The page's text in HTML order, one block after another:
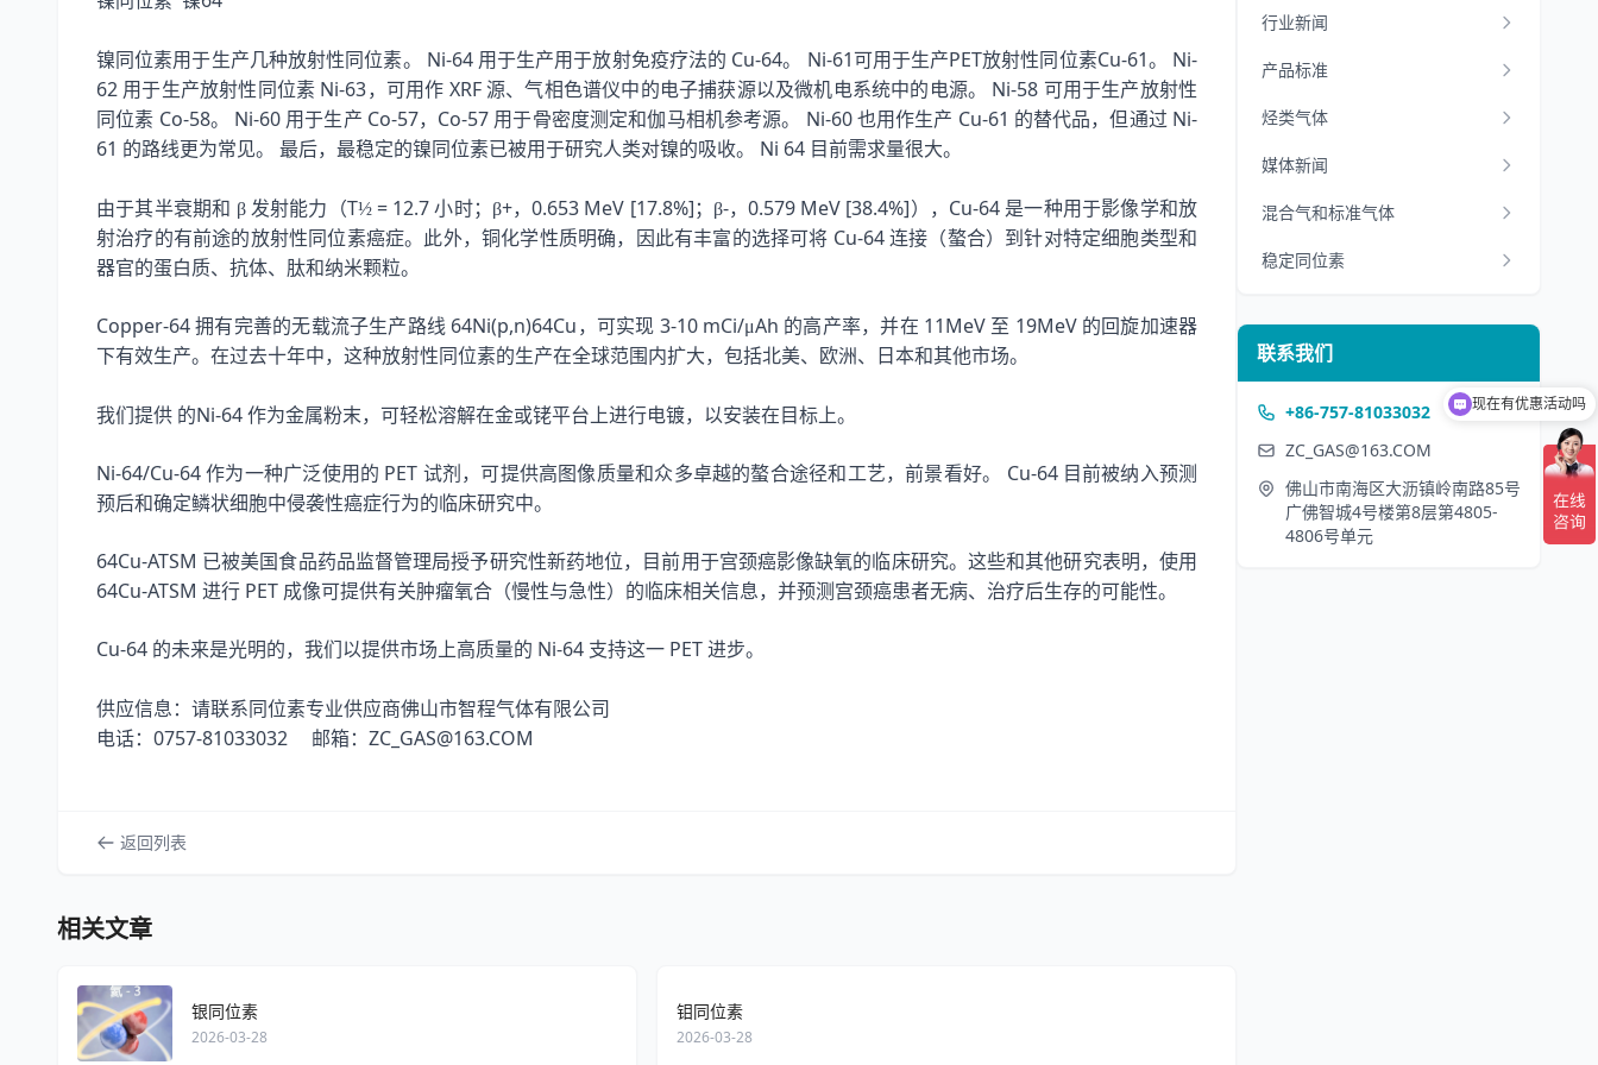
镍同位素用于生产几种放射性同位素。 Ni-64 用于生产用于放射免疫疗法的 Cu-64。 Ni-61 可用于生产PET放射性同位素Cu-61。
Ni-
62 用于生产放射性同位素 Ni-63，可用作 XRF 源、气相色谱仪中的电子捕获源以及微机电系统中的电源。 Ni-58 可用于生产放射性
同位素 Co-58。 Ni-60 用于生产 Co-57， Co-57 用于骨密度测定和伽马相机参考源。 Ni-60 也用作生产 Cu-61 的替代品，但通过 Ni-
61 的路线更为常见。 最后，最稳定的镍同位素已被用于研究人类对镍的吸收。 Ni 64 目前需求量很大。
由于其半衰期和 β 发射能力（T½= 12.7小时；β+，0.653 MeV [17.8%] ；β-，0.579 MeV [38.4%]）， Cu-64 是一种用于影像学和放
射治疗的有前途的放射性同位素癌症。此外，铜化学性质明确，因此有丰富的选择可将 Cu-64连接（螯合）到针对特定细胞类型和
器官的蛋白质、抗体、肽和纳米颗粒。
Copper-64拥有完善的无载流子生产路线 64Ni(p,n)64Cu ，可实现 3-10 mCi/μAh 的高产率，并在 11MeV 至 19MeV 的回旋加速器
下有效生产。在过去十年中，这种放射性同位素的生产在全球范围内扩大，包括北美、欧洲、日本和其他市场。
我们提供 的Ni-64 作为金属粉末，可轻松溶解在金或铑平台上进行电镀，以安装在目标上。
Ni-64/Cu-64作为一种广泛使用的 PET 试剂，可提供高图像质量和众多卓越的螯合途径和工艺，前景看好。 Cu-64 目前被纳入预测
预后和确定鳞状细胞中侵袭性癌症行为的临床研究中。
64Cu-ATSM 已被美国食品药品监督管理局授予研究性新药地位，目前用于宫颈癌影像缺氧的临床研究。这些和其他研究表明，使用
64Cu-ATSM 进行 PET 成像可提供有关肿瘤氧合（慢性与急性）的临床相关信息，并预测宫颈癌患者无病、治疗后生存的可能性。
Cu-64 的未来是光明的，我们以提供市场上高质量的 Ni-64 支持这一 PET 进步。
供应信息：请联系同位素专业供应商佛山市智程气体有限公司
电话： 0757-81033032 邮箱： ZC_GAS@163.COM
返回列表
相关文章
银同位素
2026-03-28
钼同位素
2026-03-28
行业新闻
产品标准
烃类气体
媒体新闻
混合气和标准气体
稳定同位素
联系我们
+86-757-81033032
ZC_GAS@163.COM
佛山市南海区大沥镇岭南路85号
广佛智城4号楼第8层第4805-
4806号单元
现在有优惠活动吗